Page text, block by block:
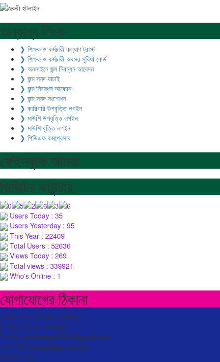
অন্যান্য লিংক
❯ শিক্ষক ও কর্মচারী কল্যাণ ট্রাস্ট
❯ শিক্ষক ও কর্মচারী অবসর সুবিধা বোর্ড
❯ অনলাইনে জন্ম নিবন্ধন আবেদন
❯ জন্ম সনদ যাচাই
❯ জন্ম নিবন্ধন আবেদন
❯ জন্ম সনদ সংশোধন
❯ কারিগরি উপবৃত্তি লগইন
❯ মাউশি উপবৃত্তি লগইন
❯ মাউশি বৃত্তি লগইন
❯ পিডিএফ কমপ্রেসার
ফেইসবুকে আমরা
ভিজিটর কাউন্টার
Users Today : 35
Users Yesterday : 95
This Year : 22409
Total Users : 52636
Views Today : 269
Total views : 339921
Who's Online : 1
যোগাযোগের ঠিকানা
মোবাইল নম্বর: 01309-102821
ই. আই. আই. এন: 102821
ই-মেইল: safacollege1994@gmail.com
ওয়েব সাইটঃ safacollege.edu.bd
প্রতিষ্ঠান কোডঃ